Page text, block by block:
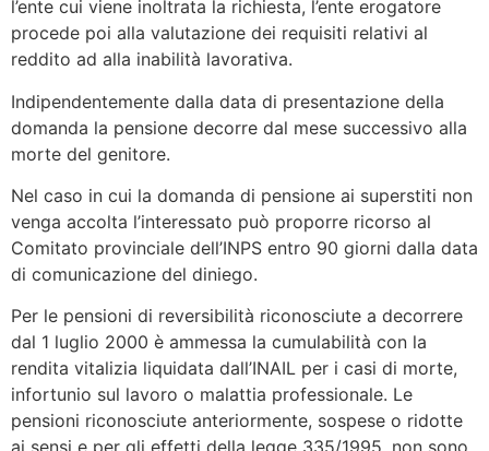
l’ente cui viene inoltrata la richiesta, l’ente erogatore
procede poi alla valutazione dei requisiti relativi al
reddito ad alla inabilità lavorativa.
Indipendentemente dalla data di presentazione della
domanda la pensione decorre dal mese successivo alla
morte del genitore.
Nel caso in cui la domanda di pensione ai superstiti non
venga accolta l’interessato può proporre ricorso al
Comitato provinciale dell’INPS entro 90 giorni dalla data
di comunicazione del diniego.
Per le pensioni di reversibilità riconosciute a decorrere
dal 1 luglio 2000 è ammessa la cumulabilità con la
rendita vitalizia liquidata dall’INAIL per i casi di morte,
infortunio sul lavoro o malattia professionale. Le
pensioni riconosciute anteriormente, sospese o ridotte